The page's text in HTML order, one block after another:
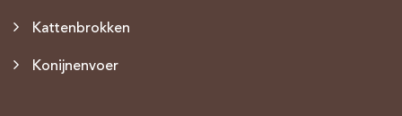
Kattenbrokken
Konijnenvoer